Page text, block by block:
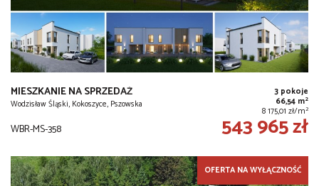
MIESZKANIE NA SPRZEDAŻ
Wodzisław Śląski, Kokoszyce, Pszowska
3 pokoje
66,54 m2
8 175,01 zł/m2
WBR-MS-358 543 965 zł
OFERTA NA WYŁĄCZNOŚĆ